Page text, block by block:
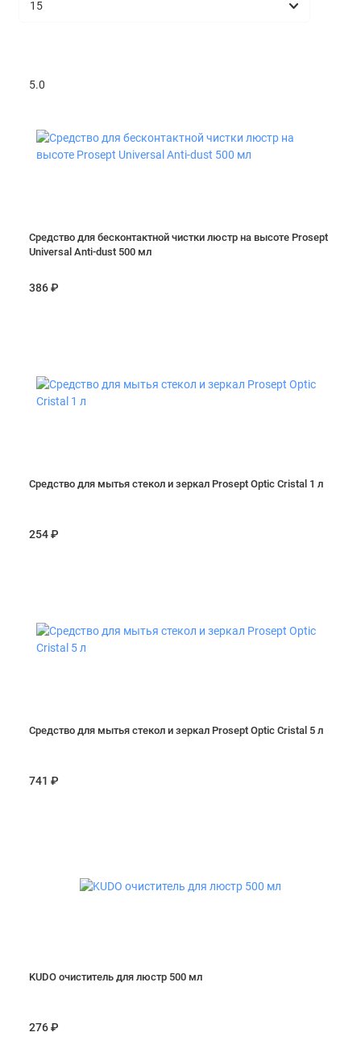
5.0
Средство для бесконтактной чистки люстр на высоте Prosept
Universal Anti-dust 500 мл
386 ₽
Средство для мытья стекол и зеркал Prosept Optic Cristal 1 л
254 ₽
Средство для мытья стекол и зеркал Prosept Optic Cristal 5 л
741 ₽
KUDO очиститель для люстр 500 мл
276 ₽